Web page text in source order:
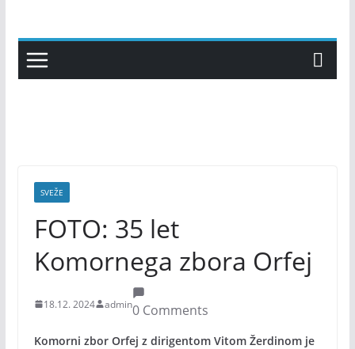
content
SVEŽE
FOTO: 35 let
Komornega zbora Orfej
18.12. 2024 admin0 Comments
Komorni zbor Orfej z dirigentom Vitom Žerdinom je